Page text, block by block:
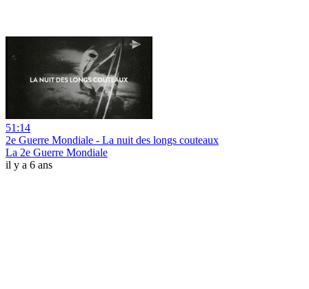
51:14
2e Guerre Mondiale - La nuit des longs couteaux
La 2e Guerre Mondiale
il y a 6 ans